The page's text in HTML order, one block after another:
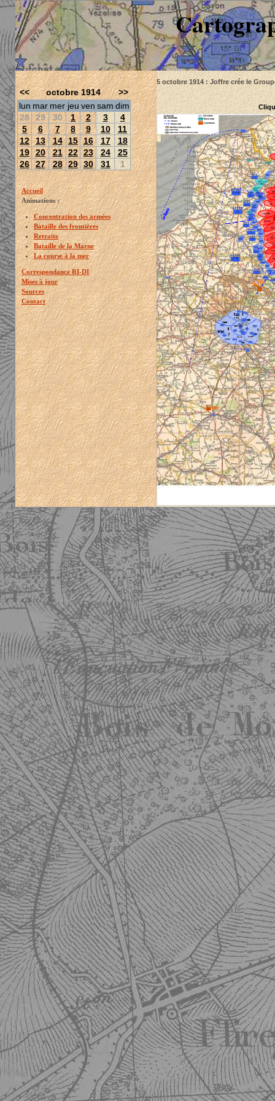
<< octobre 1914
>>
lun mar mer jeu ven sam dim
28 29 30 1 2 3
4
5
6 7 8 9 10
11
12 13 14 15 16 17
18
19 20 21 22 23 24
25
26 27 28 29 30 31 1
Accueil
Animations :
Concentration des armées
Bataille des frontières
Retraite
Bataille de la Marne
La course à la mer
Correspondance RI-DI
Mises à jour
Sources
Contact
5 octobre 1914 : Joffre crée le